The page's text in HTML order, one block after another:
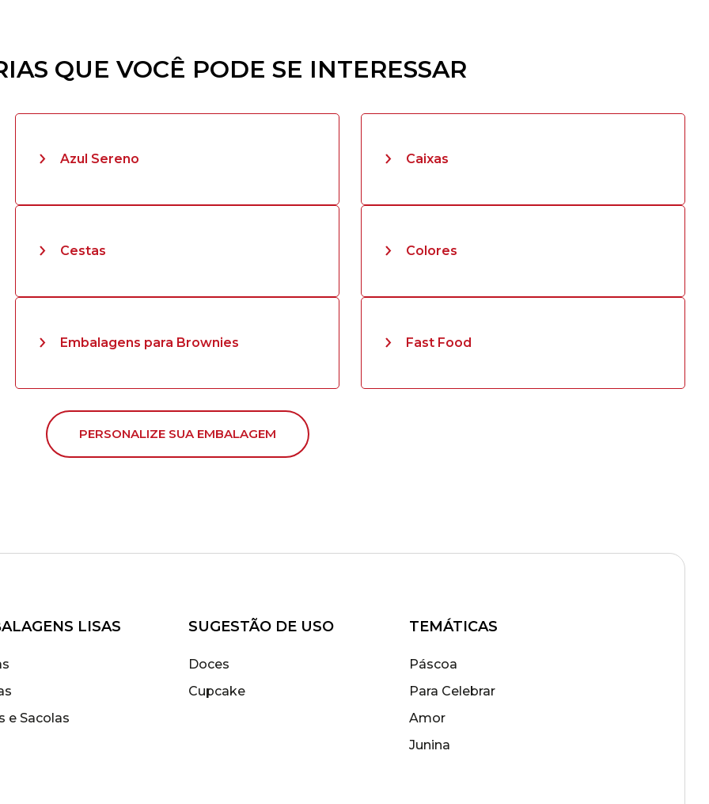
QUE VOCÊ PODE SE INTERESSAR
Azul Sereno Caixas
Cestas Colores
Embalagens para Brownies Fast Food
PERSONALIZE SUA EMBALAGEM
LISAS
e Sacolas
SUGESTÃO DE USO
Doces
Cupcake
TEMÁTICAS
Páscoa
Para Celebrar
Amor
Junina